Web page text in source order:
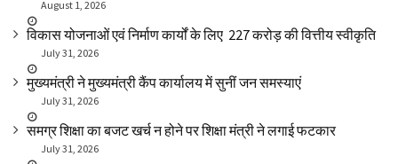
August 1, 2026
विकास योजनाओं एवं निर्माण कार्यों के लिए ₹ 227 करोड़ की वित्तीय स्वीकृति
July 31, 2026
मुख्यमंत्री ने मुख्यमंत्री कैंप कार्यालय में सुनीं जन समस्याएं
July 31, 2026
समग्र शिक्षा का बजट खर्च न होने पर शिक्षा मंत्री ने लगाई फटकार
July 31, 2026